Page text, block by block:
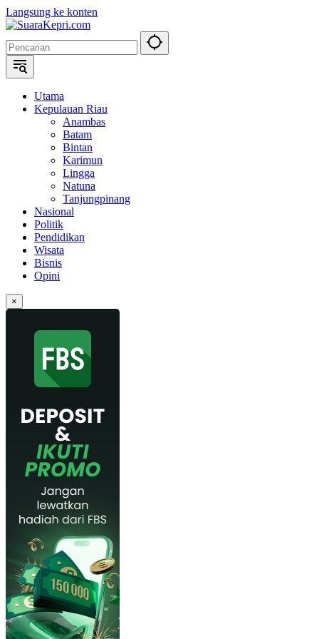
Langsung ke konten
Utama
Kepulauan Riau
Anambas
Batam
Bintan
Karimun
Lingga
Natuna
Tanjungpinang
Nasional
Politik
Pendidikan
Wisata
Bisnis
Opini
×